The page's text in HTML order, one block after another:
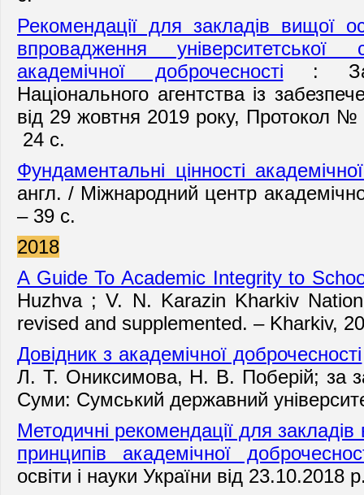
Рекомендації для закладів вищої
впровадження університетської
академічної доброчесності :
Національного агентства із
від 29 жовтня 2019 року,
24 с.
Фундаментальні цінності
англ. / Міжнародний центр
– 39 с.
2018
A Guide To Academic Integrity to
Huzhva ; V. N. Karazin Kharkiv
revised and supplemented. – Kharkiv,
Довідник з академічної доброчесності
Л. Т. Ониксимова, Н. В. Поберій; за
Суми: Сумський державний
Методичні рекомендації для закладів
принципів академічної
освіти і науки України від